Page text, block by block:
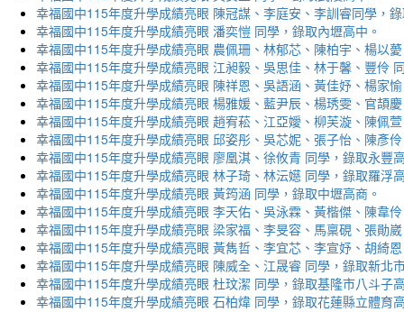
幸福國中115年度升學成績亮眼 陳冠謀、李庭安、李訓睿同學，
幸福國中115年度升學成績亮眼 潘奕愷 同學，錄取內壢高中。
幸福國中115年度升學成績亮眼 農佩珊、林郁芯、陳柏宇、楊以
幸福國中115年度升學成績亮眼 江昶毅、吳思佳、林于馨、豐伶
幸福國中115年度升學成績亮眼 陳祥恩、吳語涵、黃佳妤、楊家
幸福國中115年度升學成績亮眼 楊雅媛、藍尹辰、楊琇雯、官頡
幸福國中115年度升學成績亮眼 趙宥菘、江亞嬡、柳芙漩、陳佩
幸福國中115年度升學成績亮眼 邱姿彤、吳芯妮、張子怡、陳彥
幸福國中115年度升學成績亮眼 廖凰淇、徐攸青 同學，錄取永豐
幸福國中115年度升學成績亮眼 林子琦、林沄嬨 同學，錄取羅浮
幸福國中115年度升學成績亮眼 黃筠涵 同學，錄取中壢高商。
幸福國中115年度升學成績亮眼 李天佑、吳泳霖、黃楷傑、陳韋
幸福國中115年度升學成績亮眼 梁家福、李旻容、馬稟硯、張勛
幸福國中115年度升學成績亮眼 黃雋哲、李宜芯、李宣妤、胡綺
幸福國中115年度升學成績亮眼 陳威全、江晟睿 同學，錄取新北
幸福國中115年度升學成績亮眼 杜玟潔 同學，錄取基隆市八斗子
幸福國中115年度升學成績亮眼 石柏煒 同學，錄取花蓮縣立體育